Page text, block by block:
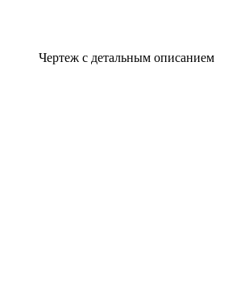
Чертеж с детальным описанием